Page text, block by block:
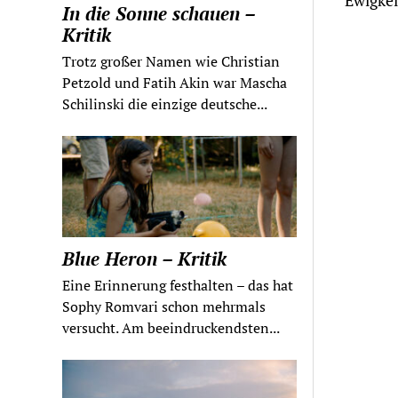
In die Sonne schauen –
Kritik
Trotz großer Namen wie Christian
Petzold und Fatih Akin war Mascha
Schilinski die einzige deutsche...
Blue Heron – Kritik
Eine Erinnerung festhalten – das hat
Sophy Romvari schon mehrmals
versucht. Am beeindruckendsten...